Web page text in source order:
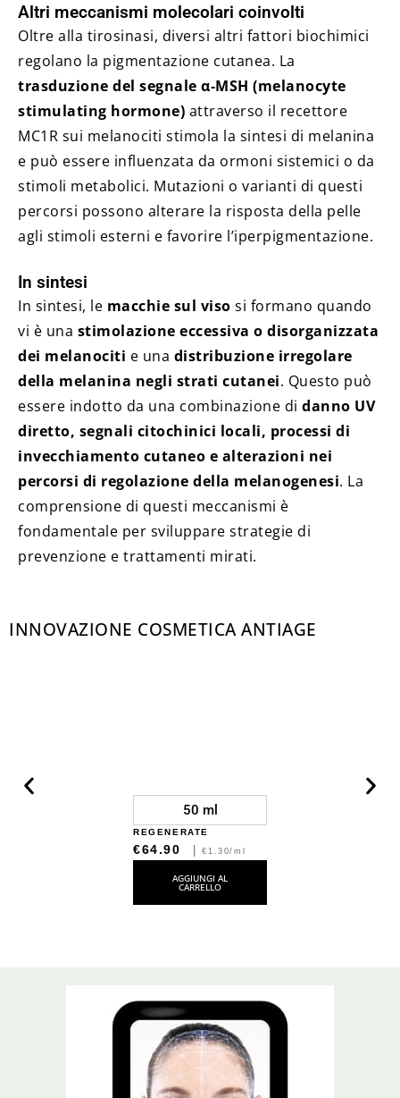
Altri meccanismi molecolari coinvolti
Oltre alla tirosinasi, diversi altri fattori biochimici
regolano la pigmentazione cutanea. La
trasduzione del segnale α‑MSH (melanocyte
stimulating hormone) attraverso il recettore
MC1R sui melanociti stimola la sintesi di melanina
e può essere influenzata da ormoni sistemici o da
stimoli metabolici. Mutazioni o varianti di questi
percorsi possono alterare la risposta della pelle
agli stimoli esterni e favorire l’iperpigmentazione.
In sintesi
In sintesi, le macchie sul viso si formano quando
vi è una stimolazione eccessiva o disorganizzata
dei melanociti e una distribuzione irregolare
della melanina negli strati cutanei. Questo può
essere indotto da una combinazione di danno UV
diretto, segnali citochinici locali, processi di
invecchiamento cutaneo e alterazioni nei
percorsi di regolazione della melanogenesi. La
comprensione di questi meccanismi è
fondamentale per sviluppare strategie di
prevenzione e trattamenti mirati.
INNOVAZIONE COSMETICA ANTIAGE
50 ml
REGENERATE
€64.90 |€1.30/ml
AGGIUNGI AL
CARRELLO